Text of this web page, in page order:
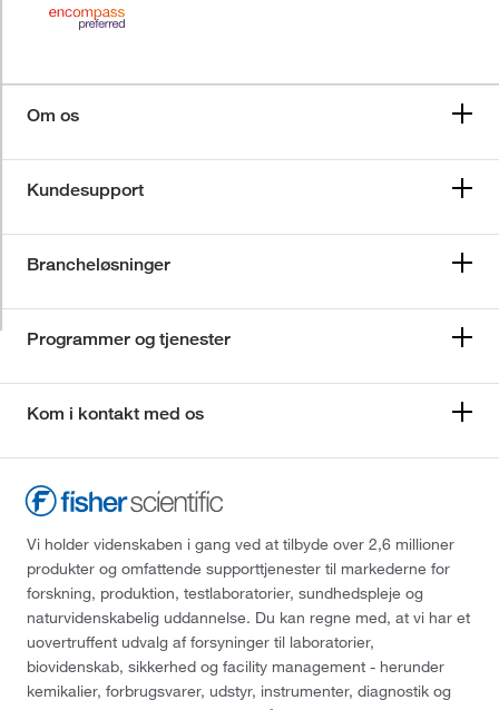
Om os
Kundesupport
Brancheløsninger
Programmer og tjenester
Kom i kontakt med os
Vi holder videnskaben i gang ved at tilbyde over 2,6 millioner
produkter og omfattende supporttjenester til markederne for
forskning, produktion, testlaboratorier, sundhedspleje og
naturvidenskabelig uddannelse. Du kan regne med, at vi har et
uovertruffent udvalg af forsyninger til laboratorier,
biovidenskab, sikkerhed og facility management - herunder
kemikalier, forbrugsvarer, udstyr, instrumenter, diagnostik og